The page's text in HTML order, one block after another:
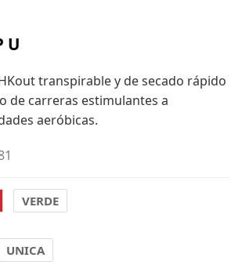
U
transpirable y de secado rápido
de carreras estimulantes a
aeróbicas.
VERDE
UNICA